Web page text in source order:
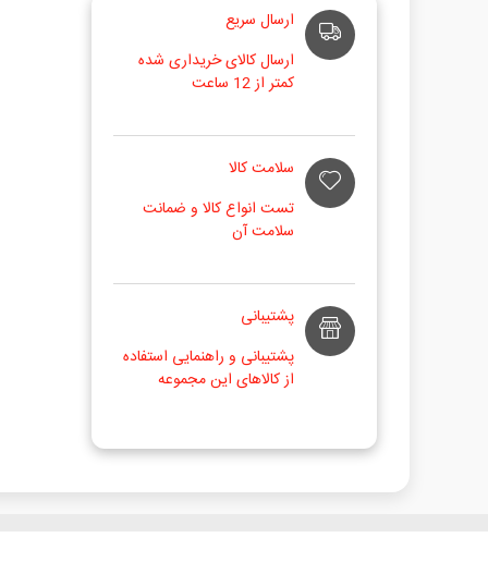
ارسال سریع
ارسال کالای خریداری شده
کمتر از 12 ساعت
سلامت کالا
تست انواع کالا و ضمانت
سلامت آن
پشتیبانی
پشتیبانی و راهنمایی استفاده
از کالاهای این مجموعه